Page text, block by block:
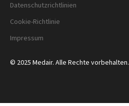
© 2025 Medair. Alle Rechte vorbehalten.
Datenschutzrichtlinien
Cookie-Richtlinie
Impressum